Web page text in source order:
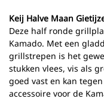
Keij Halve Maan
Deze half ronde
Kamado. Met een
grillstrepen is het
stukken vlees, vis als
goed vast en kan
accessoire voor de